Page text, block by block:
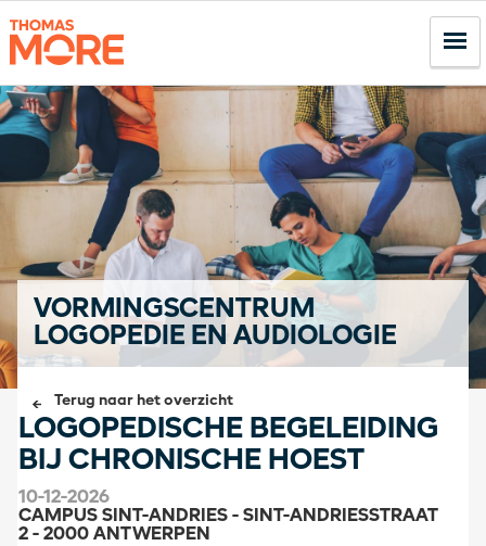
VORMINGSCENTRUM
LOGOPEDIE EN AUDIOLOGIE
Terug naar het overzicht
LOGOPEDISCHE BEGELEIDING
BIJ CHRONISCHE HOEST
10-12-2026
CAMPUS SINT-ANDRIES - SINT-ANDRIESSTRAAT
2 - 2000 ANTWERPEN